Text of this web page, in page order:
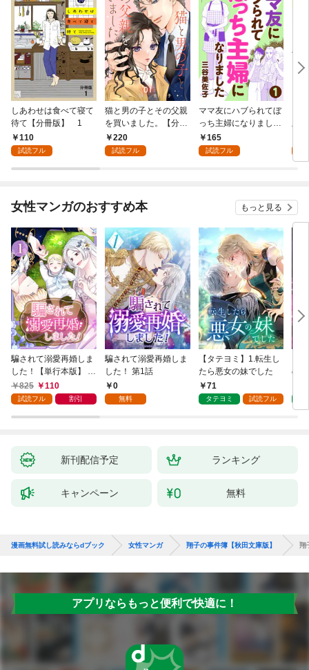
しあわせは食べて寝て
待て【分冊版】 1
110
試読フル
猫と男の子とその父親
を買いました。【分冊
版】 1
220
試読フル
ママ友にハブられてぼ
っち主婦になりました
【分冊版】 1
165
試読フル
版
女性マンガのおすすめ本 もっと見る
騙されて溺愛再婚しま
した！【単行本版】 1
巻825 110
試読フル 割引
騙されて溺愛再婚しま
した！ 第1話
0
無料
【タテヨミ】1.転生し
たら悪女の妹でした
71
タテヨミ 試読フル
の
新刊配信予定 ランキング
キャンペーン 無料
漫画無料試し読みならdブック 女性マンガ 翔子の事件簿【秋田文庫版】 翔
アプリならもっと便利で快適に！